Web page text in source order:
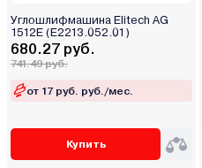
Углошлифмашина Elitech AG
1512E (E2213.052.01)
680.27 руб.
741.49 руб.
от 17 руб. руб./мес.
Купить